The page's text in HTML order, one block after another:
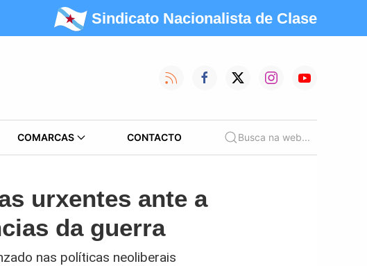
Sindicato Nacionalista de Clase
COMARCAS CONTACTO Busca na web...
urxentes ante a
da guerra
nas políticas neoliberais